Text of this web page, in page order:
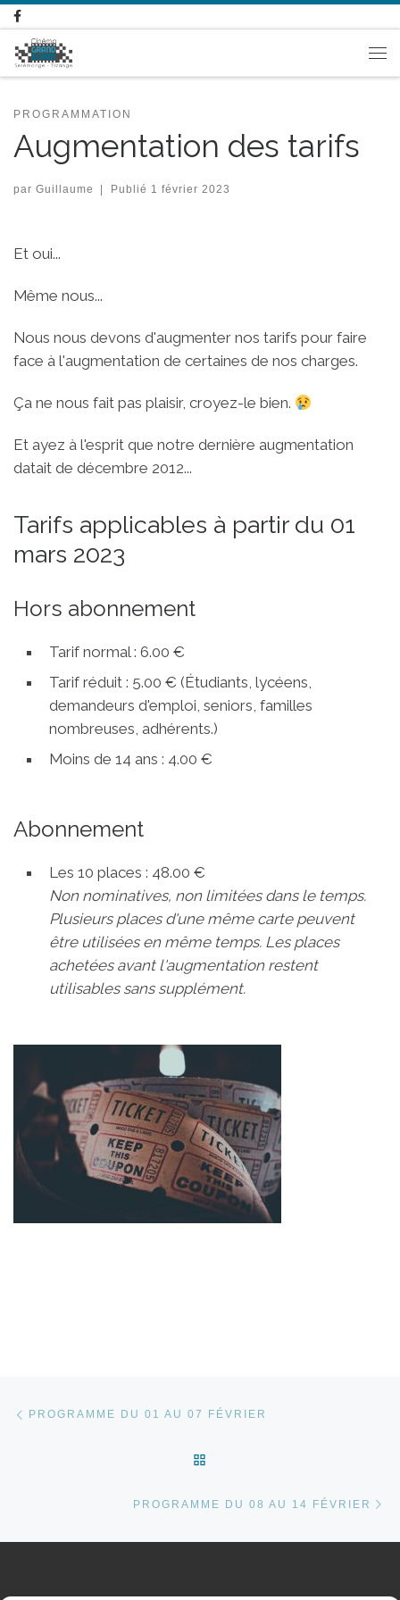
PROGRAMMATION
Augmentation des tarifs
par Guillaume | Publié 1 février 2023
Et oui...
Même nous...
Nous nous devons d'augmenter nos tarifs pour faire
face à l'augmentation de certaines de nos charges.
Ça ne nous fait pas plaisir, croyez-le bien.
Et ayez à l'esprit que notre dernière augmentation
datait de décembre 2012...
Tarifs applicables à partir du 01
mars 2023
Hors abonnement
Tarif normal : 6.00 €
Tarif réduit : 5.00 € (Étudiants, lycéens,
demandeurs d'emploi, seniors, familles
nombreuses, adhérents.)
Moins de 14 ans : 4.00 €
Abonnement
Les 10 places : 48.00 €
Non nominatives, non limitées dans le temps.
Plusieurs places d'une même carte peuvent
être utilisées en même temps. Les places
achetées avant l'augmentation restent
utilisables sans supplément.
Parcourir les articles
PROGRAMME DU 01 AU 07 FÉVRIER
PROGRAMME DU 08 AU 14 FÉVRIER